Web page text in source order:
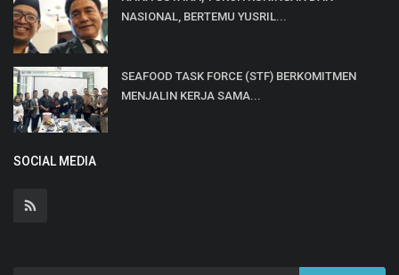
NASIONAL, BERTEMU YUSRIL...
SEAFOOD TASK FORCE (STF) BERKOMITMEN
MENJALIN KERJA SAMA...
SOCIAL MEDIA